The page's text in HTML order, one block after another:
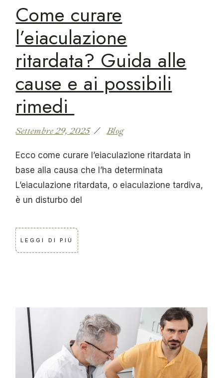
Come curare
l’eiaculazione
ritardata? Guida alle
cause e ai possibili
rimedi
Settembre 29, 2025 Blog
Ecco come curare l’eiaculazione ritardata in
base alla causa che l’ha determinata
L’eiaculazione ritardata, o eiaculazione tardiva,
è un disturbo del
LEGGI DI PIÙ